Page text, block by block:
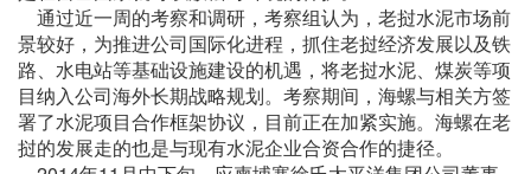
通过近一周的考察和调研，考察组认为，老挝水泥市场前
景较好，为推进公司国际化进程，抓住老挝经济发展以及铁
路、水电站等基础设施建设的机遇，将老挝水泥、煤炭等项
目纳入公司海外长期战略规划。考察期间，海螺与相关方签
署了水泥项目合作框架协议，目前正在加紧实施。海螺在老
挝的发展走的也是与现有水泥企业合资合作的捷径。